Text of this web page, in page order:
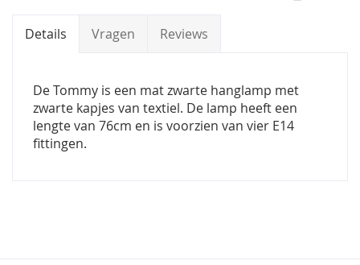
Details Vragen Reviews
De Tommy is een mat zwarte hanglamp met
zwarte kapjes van textiel. De lamp heeft een
lengte van 76cm en is voorzien van vier E14
fittingen.